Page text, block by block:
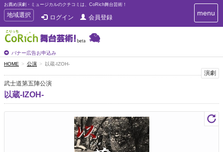
お薦め演劇・ミュージカルのクチコミは、CoRich舞台芸術！
T
o
g
g
e
n
a
v
i
g
地域選択 ログイン 会員登録
バナー広告お申込み
T
o
i
g
menu
HOME 公演 以蔵-IZOH-
演劇
武士道第五陣公演
以蔵-IZOH-